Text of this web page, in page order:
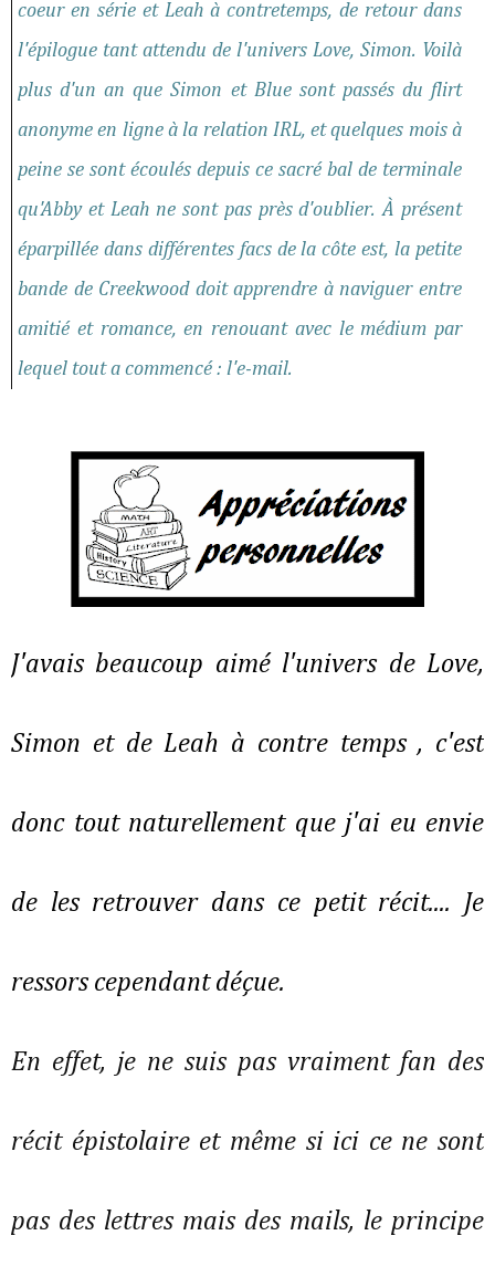
coeur en série et Leah à contretemps, de retour dans
l'épilogue tant attendu de l'univers Love, Simon. Voilà
plus d'un an que Simon et Blue sont passés du flirt
anonyme en ligne à la relation IRL, et quelques mois à
peine se sont écoulés depuis ce sacré bal de terminale
qu'Abby et Leah ne sont pas près d'oublier. À présent
éparpillée dans différentes facs de la côte est, la petite
bande de Creekwood doit apprendre à naviguer entre
amitié et romance, en renouant avec le médium par
lequel tout a commencé : l'e-mail.
J'avais beaucoup aimé l'univers de Love,
Simon et de Leah à contre temps , c'est
donc tout naturellement que j'ai eu envie
de les retrouver dans ce petit récit.... Je
ressors cependant déçue.
En effet, je ne suis pas vraiment fan des
récit épistolaire et même si ici ce ne sont
pas des lettres mais des mails, le principe